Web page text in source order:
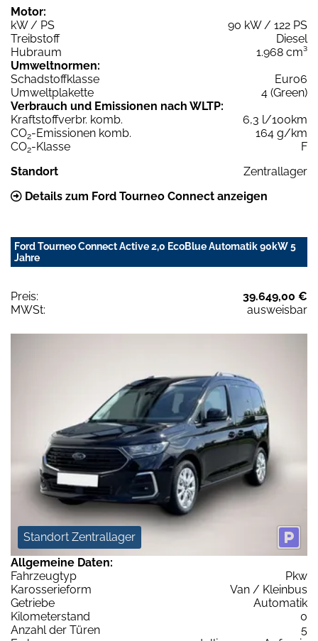
Motor:
kW / PS
90 kW / 122 PS
Treibstoff
Diesel
Hubraum
1.968 cm³
Umweltnormen:
Schadstoffklasse
Euro6
Umweltplakette
4 (Green)
Verbrauch und Emissionen nach WLTP:
Kraftstoffverbr. komb.
6,3 l/100km
CO2-Emissionen komb.
164 g/km
CO2-Klasse
F
Standort
Zentrallager
Details zum Ford Tourneo Connect anzeigen
Ford Tourneo Connect Active 2,0 EcoBlue Automatik 90kW 5
Jahre
Preis:
39.649,00 €
MWSt:
ausweisbar
Standort Zentrallager
Allgemeine Daten:
Fahrzeugtyp
Pkw
Karosserieform
Van / Kleinbus
Getriebe
Automatik
Kilometerstand
0
Anzahl der Türen
5